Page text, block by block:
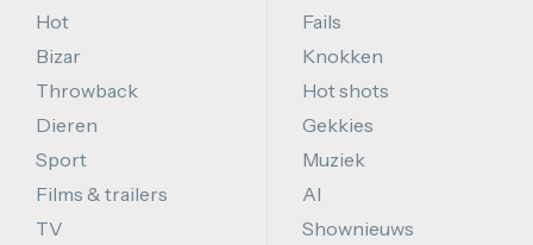
Hot
Bizar
Throwback
Dieren
Sport
Films & trailers
TV
Fails
Knokken
Hot shots
Gekkies
Muziek
AI
Shownieuws